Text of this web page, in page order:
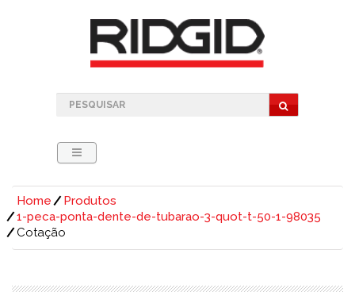
Home
Produtos
1-peca-ponta-dente-de-tubarao-3-quot-t-50-1-98035
Cotação